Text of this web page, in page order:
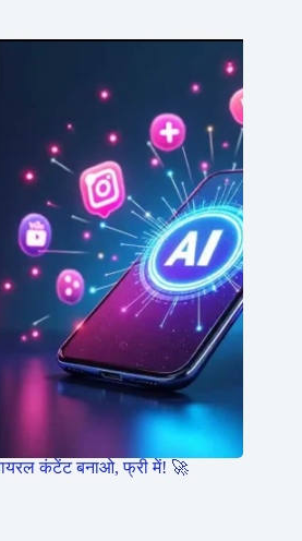
कंटेंट बनाओ, फ्री में! 🚀